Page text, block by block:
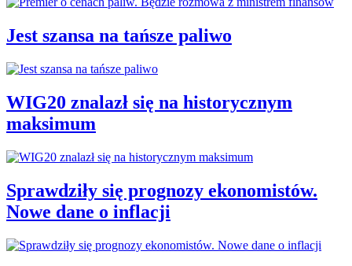
Jest szansa na tańsze paliwo
WIG20 znalazł się na historycznym
maksimum
Sprawdziły się prognozy ekonomistów.
Nowe dane o inflacji